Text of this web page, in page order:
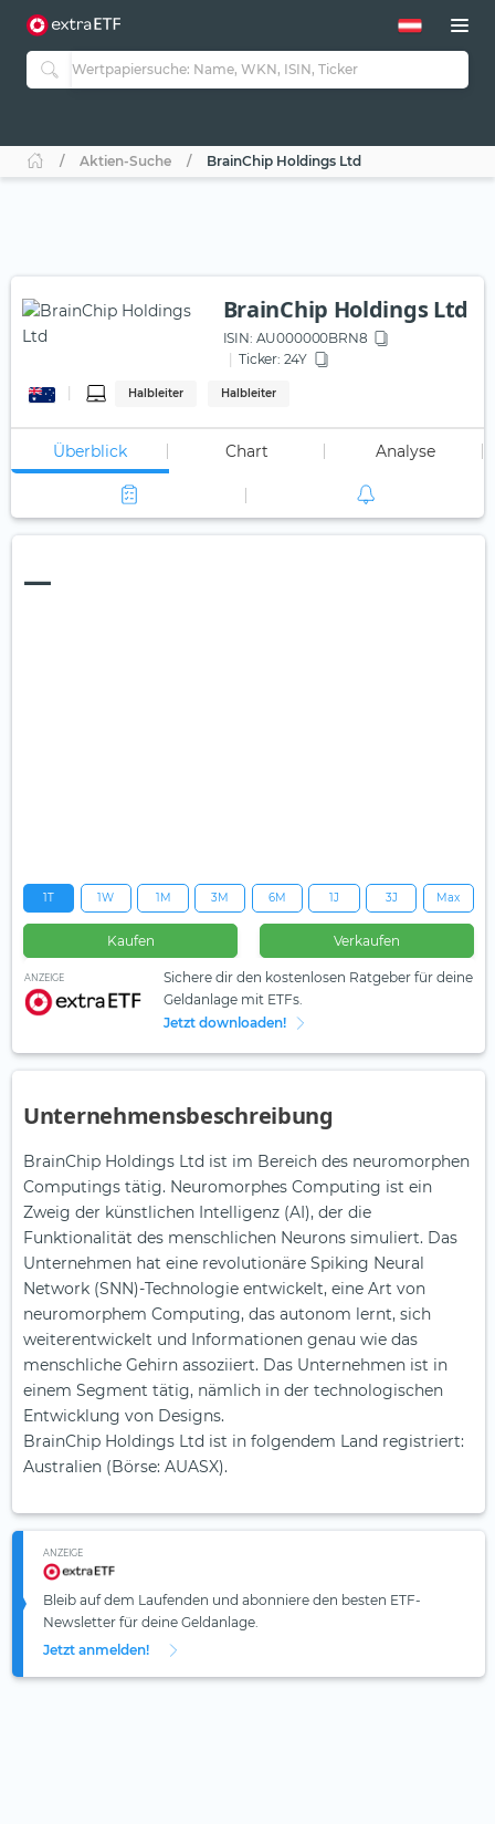
Aktien-Suche BrainChip Holdings Ltd
BrainChip Holdings Ltd
ISIN: AU000000BRN8
Ticker: 24Y
Halbleiter Halbleiter
Überblick Chart Analyse
—
1T 1W 1M 3M 6M 1J 3J Max
Kaufen Verkaufen
ANZEIGE
Sichere dir den kostenlosen Ratgeber für deine
Geldanlage mit ETFs.
Jetzt downloaden!
Unternehmensbeschreibung
BrainChip Holdings Ltd ist im Bereich des neuromorphen
Computings tätig. Neuromorphes Computing ist ein
Zweig der künstlichen Intelligenz (AI), der die
Funktionalität des menschlichen Neurons simuliert. Das
Unternehmen hat eine revolutionäre Spiking Neural
Network (SNN)-Technologie entwickelt, eine Art von
neuromorphem Computing, das autonom lernt, sich
weiterentwickelt und Informationen genau wie das
menschliche Gehirn assoziiert. Das Unternehmen ist in
einem Segment tätig, nämlich in der technologischen
Entwicklung von Designs.
BrainChip Holdings Ltd ist in folgendem Land registriert:
Australien (Börse: AUASX).
ANZEIGE
Bleib auf dem Laufenden und abonniere den besten ETF-
Newsletter für deine Geldanlage.
Jetzt anmelden!